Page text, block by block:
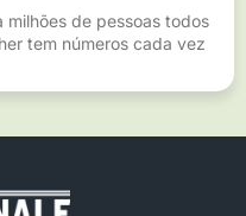
milhões de pessoas todos
tem números cada vez